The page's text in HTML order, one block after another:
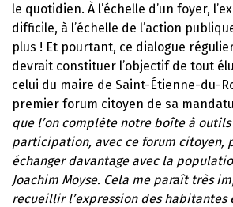
le quotidien. À l’échelle d’un foyer,
difficile, à l’échelle de l’action
plus ! Et pourtant, ce dialogue
devrait constituer l’objectif de tout
celui du maire de Saint-Étienne-du-
premier forum citoyen de sa
que l’on complète notre boîte à
participation, avec ce forum citoyen,
échanger davantage avec la
Joachim Moyse. Cela me paraît très
recueillir l’expression des habitantes